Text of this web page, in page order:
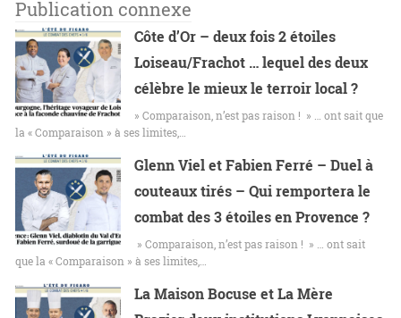
Publication connexe
Côte d’Or – deux fois 2 étoiles
Loiseau/Frachot … lequel des deux
célèbre le mieux le terroir local ?
» Comparaison, n’est pas raison ! » … ont sait que
la « Comparaison » à ses limites,…
Glenn Viel et Fabien Ferré – Duel à
couteaux tirés – Qui remportera le
combat des 3 étoiles en Provence ?
» Comparaison, n’est pas raison ! » … ont sait
que la « Comparaison » à ses limites,…
La Maison Bocuse et La Mère